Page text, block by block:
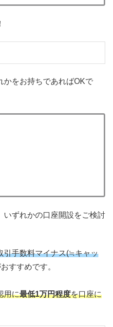
かをお持ちであればOKで
いずれかの口座開設をご検討
引手数料マイナス(≒キャッ
すすめです。
用に最低1万円程度を口座に